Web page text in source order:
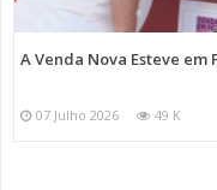
A Venda Nova Esteve em
07 Julho 2026 49 K